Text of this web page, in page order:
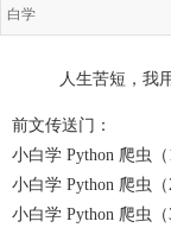
白学
人生苦短，我
前文传送门：
小白学 Python 爬虫
小白学 Python 爬虫
小白学 Python 爬虫